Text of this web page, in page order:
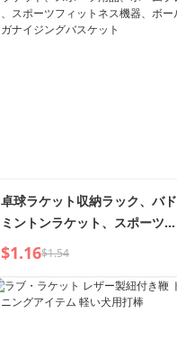
卓球ラケット収納ラック、バド
ミントンラケット、スポーツ用
品、ホームプレイス、スポーツ
ガナイジングバスケット
$1.16$1.54